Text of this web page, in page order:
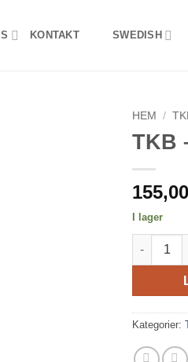
KONTAKT SWEDISH
HEM /
TKB
155,00
I lager
TKB -
Kategorier: